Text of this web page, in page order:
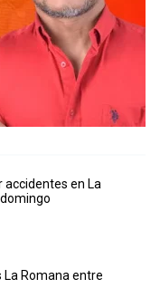
accidentes en La
Romana entre